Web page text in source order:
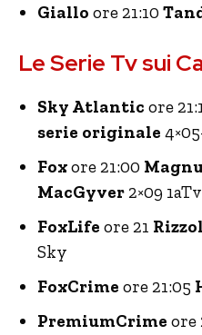
Giallo ore 21:10
Le Serie Tv sui
Sky Atlantic ore
serie originale
Foxore 21:00
MacGyver 2×09
FoxLife ore 21
Sky
FoxCrime ore 21:05
PremiumCrime ore